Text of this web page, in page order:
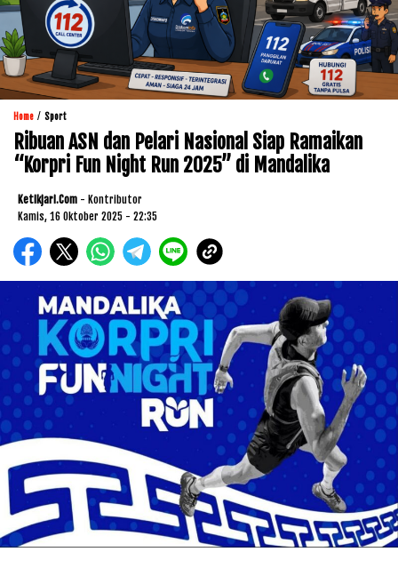
Home / Sport
Ribuan ASN dan Pelari Nasional Siap Ramaikan
“Korpri Fun Night Run 2025” di Mandalika
Ketikjari.com - Kontributor
Kamis, 16 Oktober 2025 - 22:35